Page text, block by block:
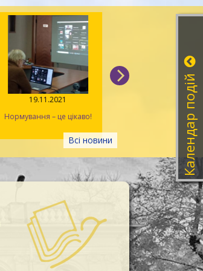
Всі новини
19.11.2021
Нормування – це цікаво!
11.11.2021
На порядку
планування наКалендар подій